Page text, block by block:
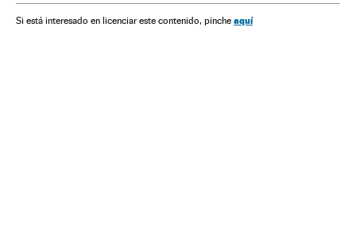
Doenças infecciosas América do Norte Doenças
Si está interesado en licenciar este contenido, pinche aquí